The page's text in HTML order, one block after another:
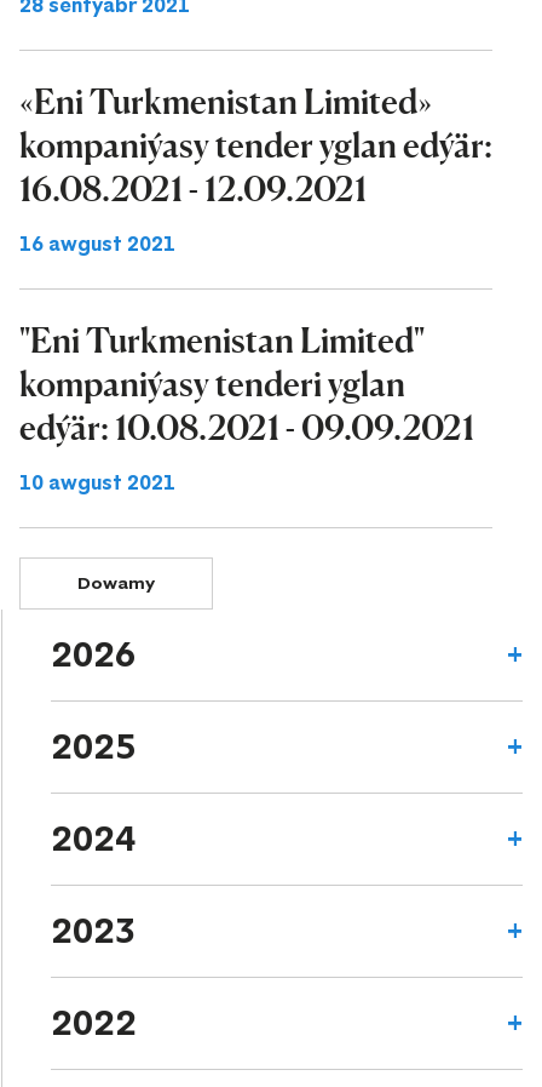
28 sentýabr 2021
«Eni Turkmenistan Limited»
kompaniýasy tender yglan edýär:
16.08.2021 - 12.09.2021
16 awgust 2021
"Eni Turkmenistan Limited"
kompaniýasy tenderi yglan
edýär: 10.08.2021 - 09.09.2021
10 awgust 2021
Dowamy
2026
2025
2024
2023
2022